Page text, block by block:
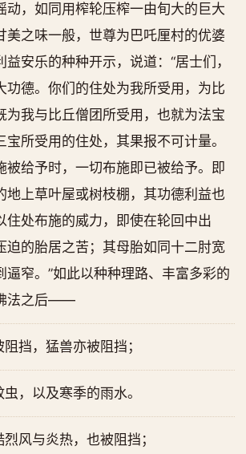
动，如同用榨轮压榨一由旬大的巨大
美之味一般，世尊为巴吒厘村的优婆
安乐的种种开示，说道：“居士们，
功德。你们的住处为我所受用，为比
为我与比丘僧团所受用，也就为法宝
宝所受用的住处，其果报不可计量。
被给予时，一切布施即已被给予。即
地上草叶屋或树枝棚，其功德利益也
住处布施的威力，即使在轮回中出
迫的胎居之苦；其母胎如同十二肘宽
逼窄。”如此以种种理路、丰富多彩的
法之后——
挡，猛兽亦被阻挡；
，以及寒季的雨水。
风与炎热，也被阻挡；